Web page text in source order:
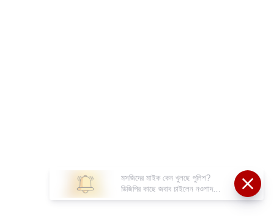
মসজিদের মাইক কেন খুলছে পুলিশ?
ডিজিপির কাছে জবাব চাইলেন নওশাদ
সিদ্দিকী; ব্যাখ্যা না মিললে আইনি পদক্ষেপের